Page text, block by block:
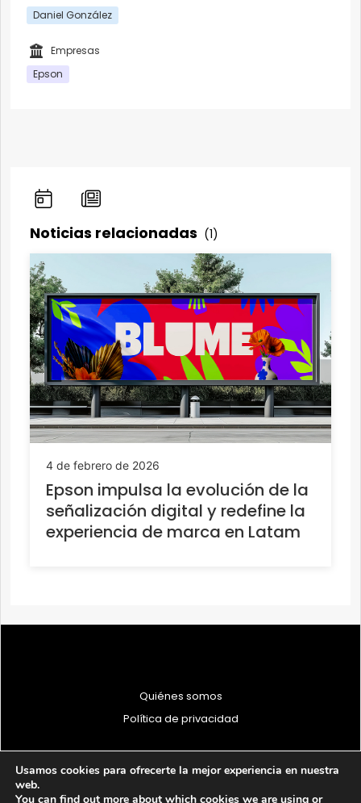
Daniel González
Empresas
Epson
Noticias relacionadas (1)
4 de febrero de 2026
Epson impulsa la evolución de la
señalización digital y redefine la
experiencia de marca en Latam
Quiénes somos
Política de privacidad
Usamos cookies para ofrecerte la mejor experiencia en nuestra
web.
You can find out more about which cookies we are using or